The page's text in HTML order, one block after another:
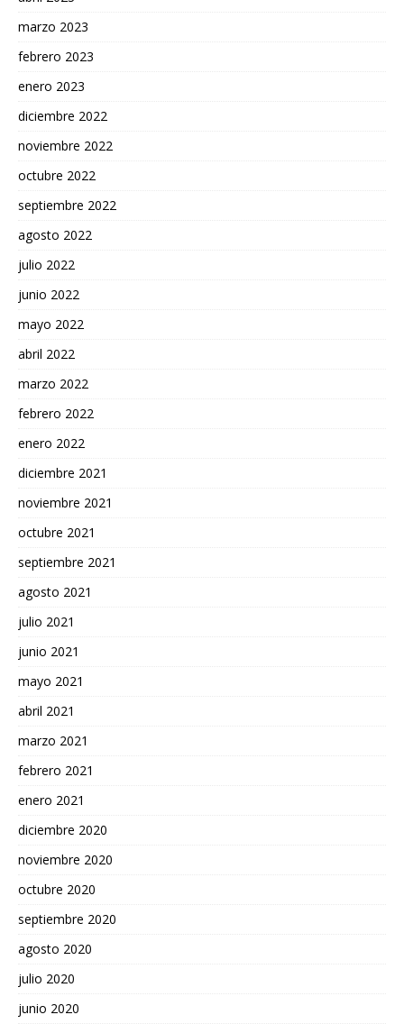
marzo 2023
febrero 2023
enero 2023
diciembre 2022
noviembre 2022
octubre 2022
septiembre 2022
agosto 2022
julio 2022
junio 2022
mayo 2022
abril 2022
marzo 2022
febrero 2022
enero 2022
diciembre 2021
noviembre 2021
octubre 2021
septiembre 2021
agosto 2021
julio 2021
junio 2021
mayo 2021
abril 2021
marzo 2021
febrero 2021
enero 2021
diciembre 2020
noviembre 2020
octubre 2020
septiembre 2020
agosto 2020
julio 2020
junio 2020